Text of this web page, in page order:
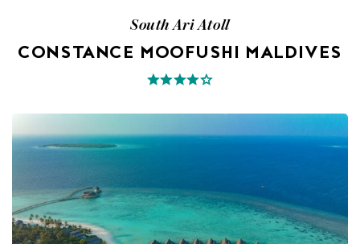
South Ari Atoll
CONSTANCE MOOFUSHI MALDIVES